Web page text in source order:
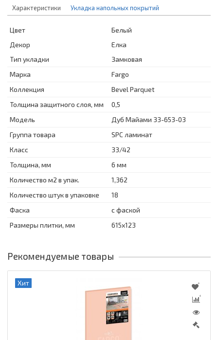
Характеристики Укладка напольных покрытий
Цвет
Белый
Декор
Елка
Тип укладки
Замковая
Марка
Fargo
Коллекция
Bevel Parquet
Толщина защитного слоя, мм
0,5
Модель
Дуб Майами 33-653-03
Группа товара
SPC ламинат
Класс
33/42
Толщина, мм
6 мм
Количество м2 в упак.
1,362
Количество штук в упаковке
18
Фаска
с фаской
Размеры плитки, мм
615x123
Рекомендуемые товары
Хит